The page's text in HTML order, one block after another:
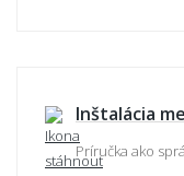
Inštalácia
Príručka ako